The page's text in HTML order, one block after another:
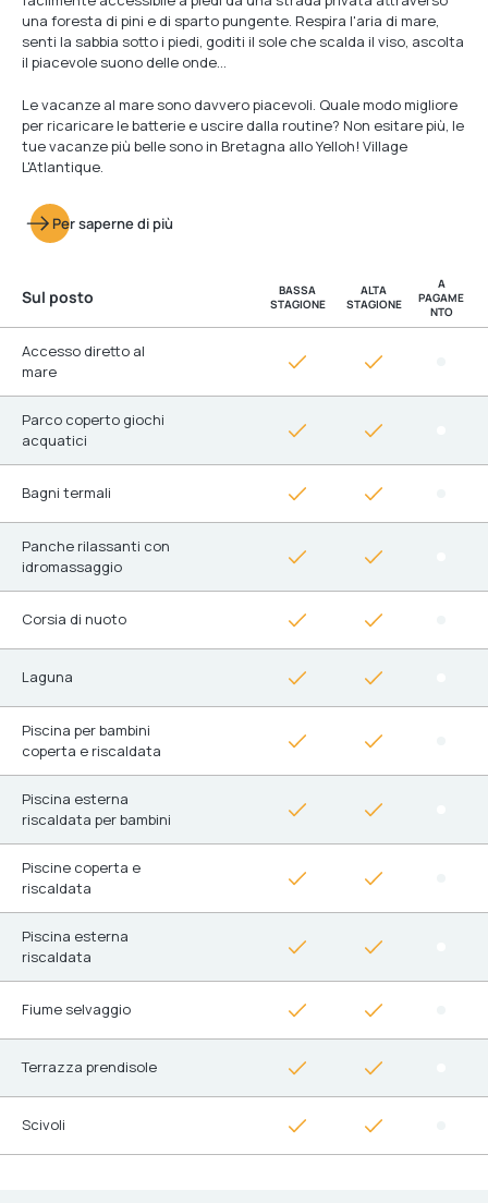
una foresta di pini e di sparto pungente. Respira l'aria di mare,
senti la sabbia sotto i piedi, goditi il sole che scalda il viso, ascolta
il piacevole suono delle onde…
Le vacanze al mare sono davvero piacevoli. Quale modo migliore
per ricaricare le batterie e uscire dalla routine? Non esitare più, le
tue vacanze più belle sono in Bretagna allo Yelloh! Village
L'Atlantique.
Per saperne di più
Sul posto
BASSA
STAGIONE
ALTA
STAGIONE
A
PAGAME
NTO
Accesso diretto al
mare
Parco coperto giochi
acquatici
Bagni termali
Panche rilassanti con
idromassaggio
Corsia di nuoto
Laguna
Piscina per bambini
coperta e riscaldata
Piscina esterna
riscaldata per bambini
Piscine coperta e
riscaldata
Piscina esterna
riscaldata
Fiume selvaggio
Terrazza prendisole
Scivoli